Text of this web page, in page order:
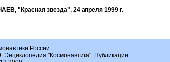
"Красная звезда", 24 апреля 1999 г.
России.
Энциклопедия "Космонавтика". Публикации.